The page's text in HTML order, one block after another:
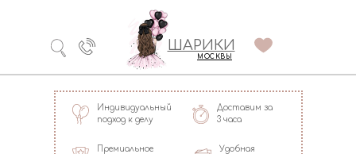
ШАРИКИ
МОСКВЫ
Премиальное
Доставим за
3 часа
Индивидуальный
подход к делу
долгого полета
Удобная